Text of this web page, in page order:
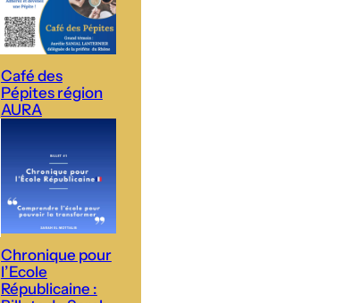
Café des
Pépites région
AURA
Chronique pour
l’Ecole
Républicaine :